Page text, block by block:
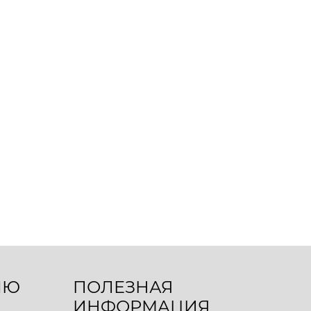
ПОЛЕЗНАЯ
ИНФОРМАЦИЯ